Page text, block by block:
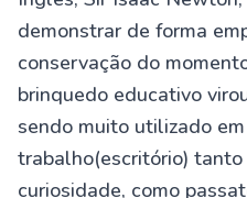
demonstrar de forma
conservação do
brinquedo educativo
sendo muito utilizado
trabalho(escritório) tanto
curiosidade, como